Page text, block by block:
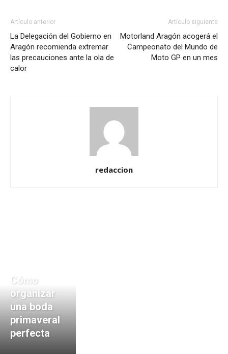
Artículo anterior
La Delegación del Gobierno en
Aragón recomienda extremar
las precauciones ante la ola de
calor
Artículo siguiente
Motorland Aragón acogerá el
Campeonato del Mundo de
Moto GP en un mes
redaccion
Cómo
organizar
una boda
primaveral
perfecta